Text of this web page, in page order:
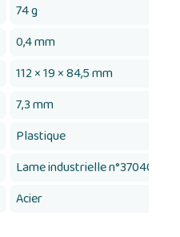
74 g
0,4 mm
112 × 19 × 84,5 mm
7,3 mm
Plastique
Lame industrielle n°37040
Acier